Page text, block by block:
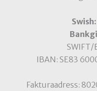
Swish:
SWIFT/
IBAN: SE83
Fakturaadress: